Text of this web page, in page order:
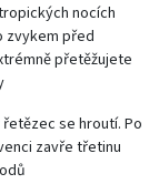
nocích
zvykem před
přetěžujete
řetězec se hroutí. Po
zavře třetinu